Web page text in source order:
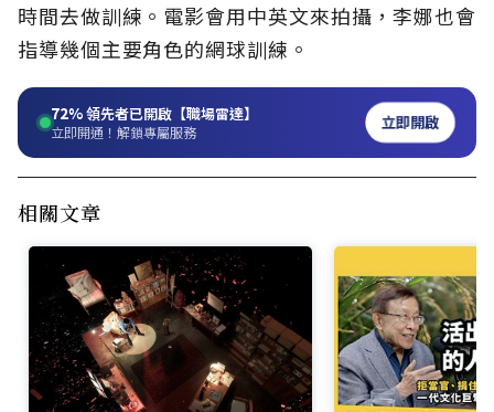
時間去做訓練。電影會用中英文來拍攝，李娜也會
指導幾個主要角色的網球訓練。
72%領先者已開啟【職場雷達】
立即開通！解鎖專屬服務 立即開啟
相關文章